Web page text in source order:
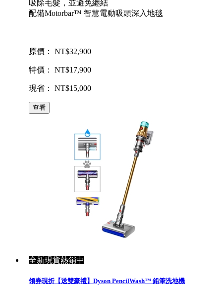
吸除毛髮，並避免纏結
配備Motorbar™ 智慧電動吸頭深入地毯
原價： NT$32,900
特價： NT$17,900
現省： NT$15,000
查看
全新現貨熱銷中
領券現折【送雙豪禮】Dyson PencilWash™ 鉛筆洗地機